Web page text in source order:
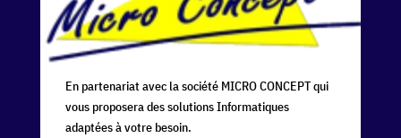
En partenariat avec la société MICRO CONCEPT qui
vous proposera des solutions Informatiques
adaptées à votre besoin.